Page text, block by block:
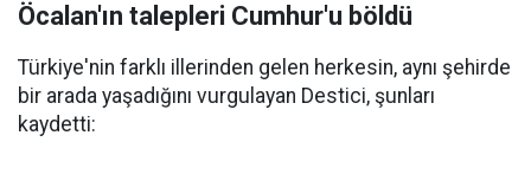
Öcalan'ın talepleri Cumhur'u böldü
Türkiye'nin farklı illerinden gelen herkesin, aynı şehirde
bir arada yaşadığını vurgulayan Destici, şunları
kaydetti: